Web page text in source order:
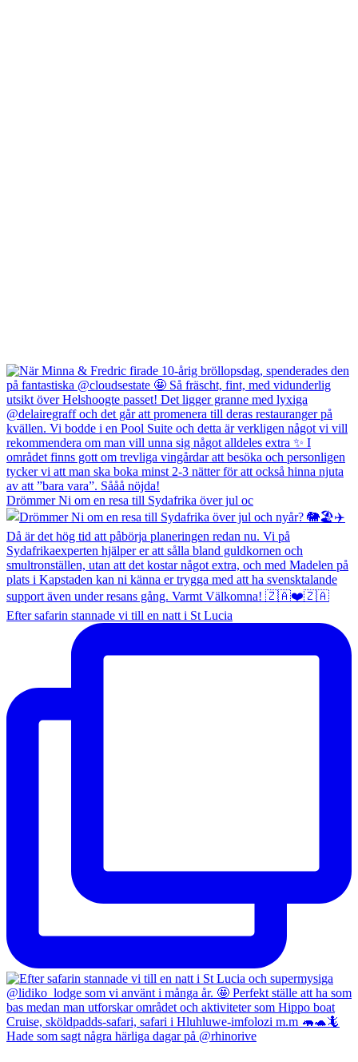
Drömmer Ni om en resa till Sydafrika över jul oc
Efter safarin stannade vi till en natt i St Lucia
Hade som sagt några härliga dagar på @rhinorive